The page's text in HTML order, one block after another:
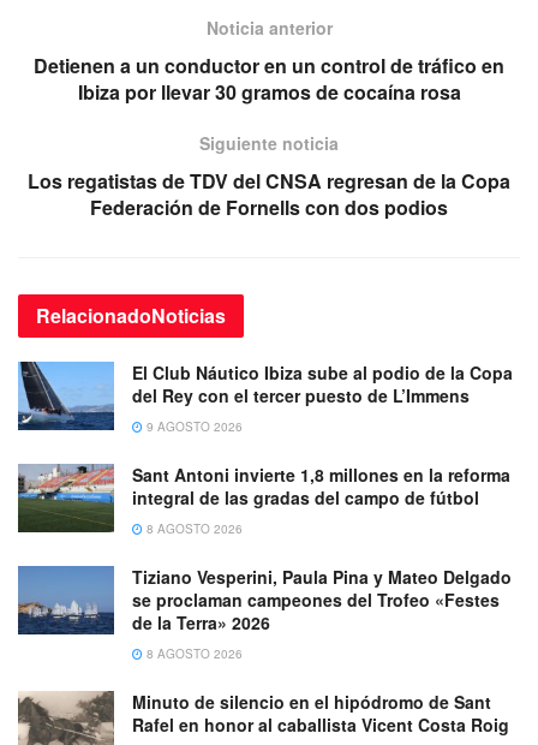
Noticia anterior
Detienen a un conductor en un control de tráfico en
Ibiza por llevar 30 gramos de cocaína rosa
Siguiente noticia
Los regatistas de TDV del CNSA regresan de la Copa
Federación de Fornells con dos podios
RelacionadoNoticias
El Club Náutico Ibiza sube al podio de la Copa
del Rey con el tercer puesto de L’Immens
9 AGOSTO 2026
Sant Antoni invierte 1,8 millones en la reforma
integral de las gradas del campo de fútbol
8 AGOSTO 2026
Tiziano Vesperini, Paula Pina y Mateo Delgado
se proclaman campeones del Trofeo «Festes
de la Terra» 2026
8 AGOSTO 2026
Minuto de silencio en el hipódromo de Sant
Rafel en honor al caballista Vicent Costa Roig